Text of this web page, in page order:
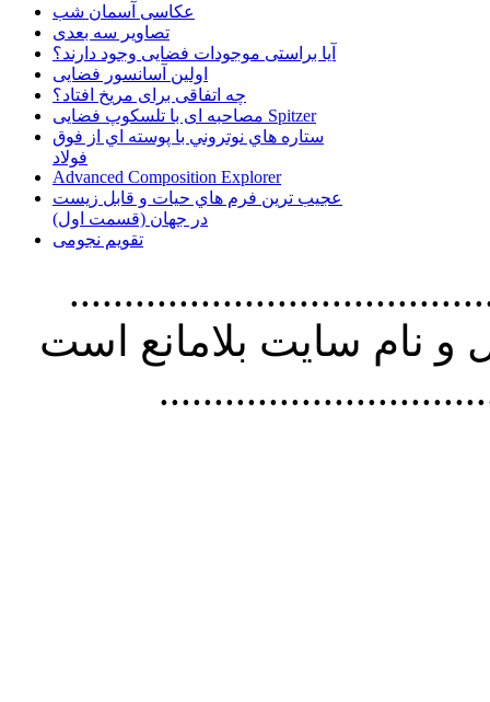
عکاسی آسمان شب
تصاویر سه بعدی
آیا براستی موجودات فضایی وجود دارند؟
اولین آسانسور فضایی
چه اتفاقی برای مریخ افتاد؟
مصاحبه ای با تلسکوپ فضایی Spitzer
ستاره هاي نوتروني با پوسته اي از فوق
فولاد
Advanced Composition Explorer
عجیب ترین فرم هاي حيات و قابل زيست
در جهان (قسمت اول)
تقویم نجومی
استفاده از
نام سايت بلامانع است